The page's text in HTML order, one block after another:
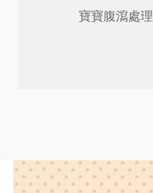
寶寶腹瀉處理